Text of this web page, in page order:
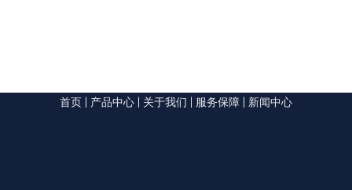
首页 产品中心 关于我们 服务保障 新闻中心